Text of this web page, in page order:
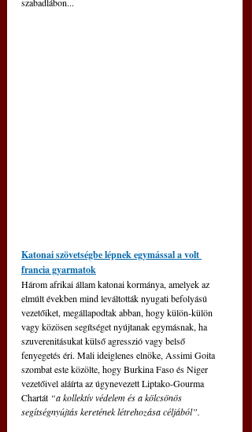
Katonai szövetségbe lépnek egymással a volt
francia gyarmatok
Három afrikai állam katonai kormánya, amelyek az
elmúlt években mind leváltották nyugati befolyású
vezetőiket, megállapodtak abban, hogy külön-külön
vagy közösen segítséget nyújtanak egymásnak, ha
szuverenitásukat külső agresszió vagy belső
fenyegetés éri. Mali ideiglenes elnöke, Assimi Goita
szombat este közölte, hogy Burkina Faso és Niger
vezetőivel aláírta az úgynevezett Liptako-Gourma
Chartát “a kollektív védelem és a kölcsönös
segítségnyújtás keretének létrehozása céljából”.